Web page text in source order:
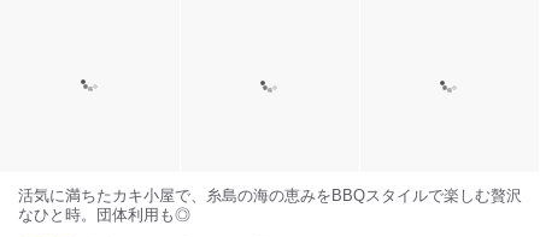
活気に満ちたカキ小屋で、糸島の海の恵みをBBQスタイルで楽しむ贅沢
なひと時。団体利用も◎